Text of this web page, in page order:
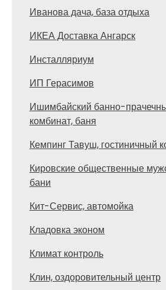
Иванова дача, база отдыха
ИКЕА Доставка Ангарск
Инсталляриум
ИП Герасимов
Ишимбайский банно-
комбинат, баня
Кемпинг Тавуш, гостиничный
Кировские общественные
бани
Кит-Сервис, автомойка
Кладовка эконом
Климат контроль
Клин, оздоровительный центр